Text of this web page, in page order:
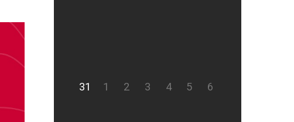
31 1 2 3 4 5 6